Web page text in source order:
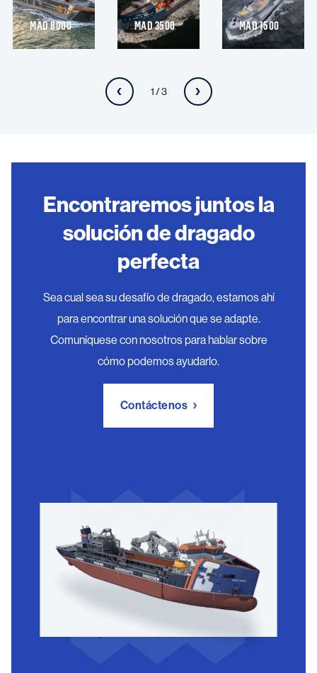
MAD 8000 MAD 3500 MAD 1500
1 / 3
Encontraremos juntos la
solución de dragado
perfecta
Sea cual sea su desafío de dragado, estamos ahí
para encontrar una solución que se adapte.
Comuníquese con nosotros para hablar sobre
cómo podemos ayudarlo.
Contáctenos